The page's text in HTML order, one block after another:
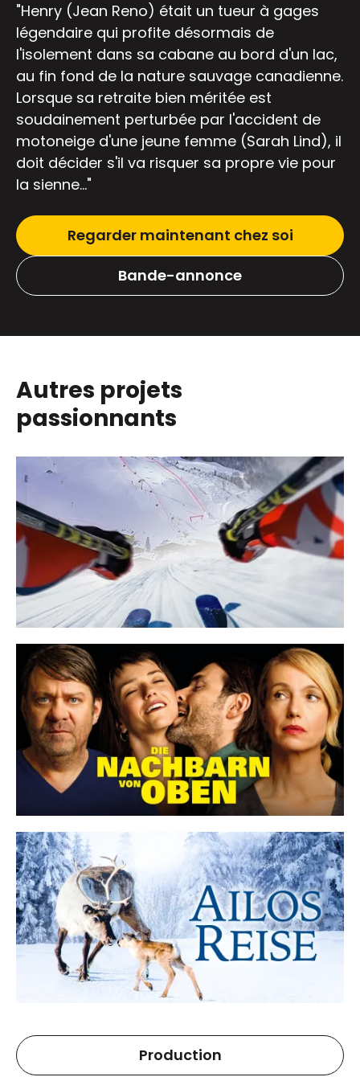
"Henry (Jean Reno) était un tueur à gages
légendaire qui profite désormais de
l'isolement dans sa cabane au bord d'un lac,
au fin fond de la nature sauvage canadienne.
Lorsque sa retraite bien méritée est
soudainement perturbée par l'accident de
motoneige d'une jeune femme (Sarah Lind), il
doit décider s'il va risquer sa propre vie pour
la sienne..."
Regarder maintenant chez soi
Bande-annonce
Autres projets
passionnants
Production